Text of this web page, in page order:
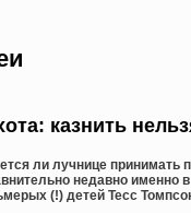
казнить
ли лучнице принимать
недавно именно
(!) детей Тесс